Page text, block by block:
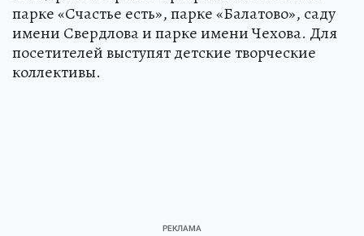
парке «Счастье есть», парке «Балатово», саду
имени Свердлова и парке имени Чехова. Для
посетителей выступят детские творческие
коллективы.